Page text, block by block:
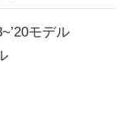
モデル